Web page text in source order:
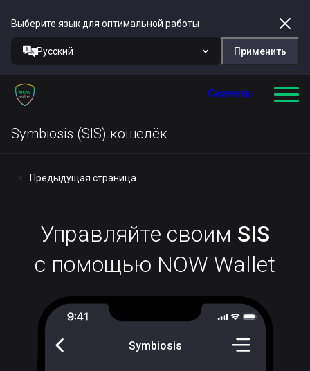
Выберите язык для оптимальной работы
Русский Применить
Скачать
Symbiosis (SIS) кошелёк
Предыдущая страница
Управляйте своим SIS
с помощью NOW Wallet
Symbiosis